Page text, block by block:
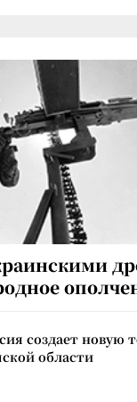
создает новую
области